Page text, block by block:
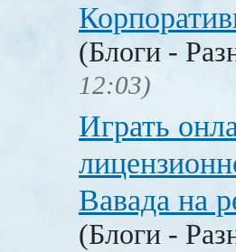
(Блоги -
12:03)
Играть
Вавада на
(Блоги -